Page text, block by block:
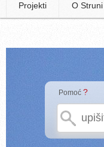
Projekti O Struni
Pomoć ?